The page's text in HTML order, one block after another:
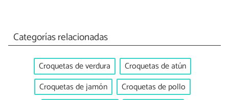
Categorías relacionadas
Croquetas de verdura
Croquetas de atún
Croquetas de jamón
Croquetas de pollo